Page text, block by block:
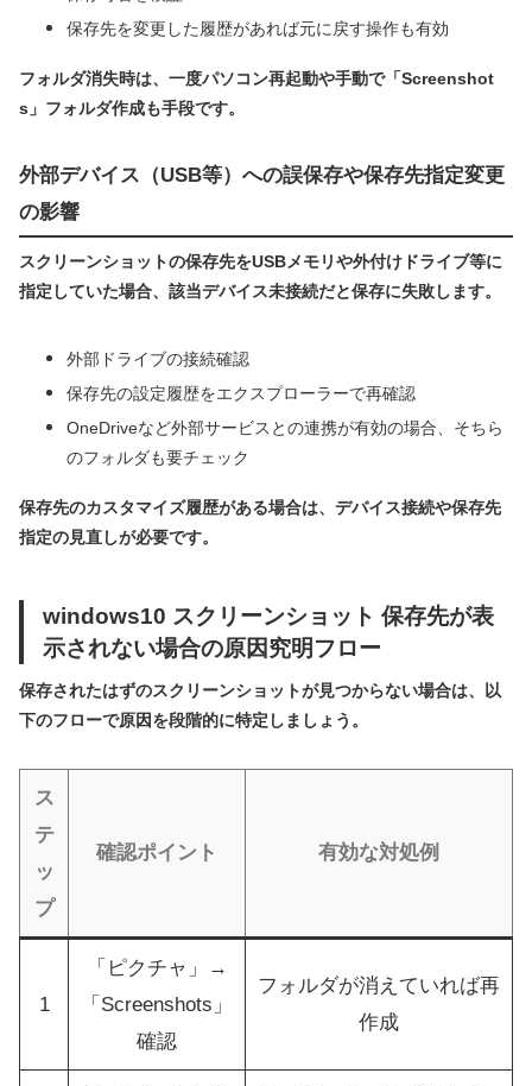
保存先を変更した履歴があれば元に戻す操作も有効
フォルダ消失時は、一度パソコン再起動や手動で「Screenshot
s」フォルダ作成も手段です。
外部デバイス（USB等）への誤保存や保存先指定変更
の影響
スクリーンショットの保存先をUSBメモリや外付けドライブ等に
指定していた場合、該当デバイス未接続だと保存に失敗します。
外部ドライブの接続確認
保存先の設定履歴をエクスプローラーで再確認
OneDriveなど外部サービスとの連携が有効の場合、そちら
のフォルダも要チェック
保存先のカスタマイズ履歴がある場合は、デバイス接続や保存先
指定の見直しが必要です。
windows10 スクリーンショット 保存先が表
示されない場合の原因究明フロー
保存されたはずのスクリーンショットが見つからない場合は、以
下のフローで原因を段階的に特定しましょう。
ス
テ
ッ
プ
確認ポイント 有効な対処例
1
「ピクチャ」→
「Screenshots」
確認
フォルダが消えていれば再
作成